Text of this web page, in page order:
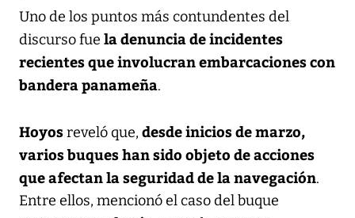
Uno de los puntos más contundentes del
discurso fue la denuncia de incidentes
recientes que involucran embarcaciones con
bandera panameña.
Hoyosreveló que, desde inicios de marzo,
varios buques han sido objeto de acciones
que afectan la seguridad de la navegación.
Entre ellos, mencionó el caso del buque